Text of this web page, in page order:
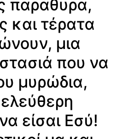
παραθυρα,
και τέρατα
μια
που να
μυρώδια,
είσαι Εσύ!